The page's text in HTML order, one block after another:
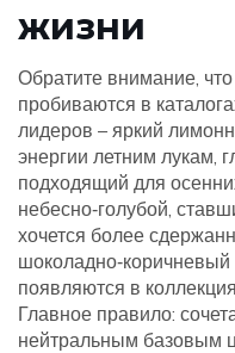
жизни
Обратите внимание, что
пробиваются в
лидеров – яркий
энергии летним лукам,
подходящий для
небесно‑голубой,
хочется более
появляются в
Главное правило:
нейтральным базовым